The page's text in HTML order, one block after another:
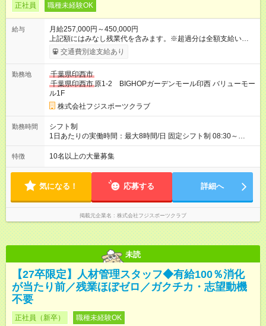
正社員 職種未経験OK
給与
月給257,000円～450,000円
上記額にはみなし残業代を含みます。※超過分は全額支給いたし
ます。 みなし残業代 15,000円 ～ 60,000円／月 みなし残業時
間 12時間／月 ◇インストラクター業界トップクラスの給与！ 弊
験とご年齢に応じて給与を引き上げており、業界でもトップク
ラスの給与体系となっております。 【試用期間】試用期間あり
試用期間の長さ：6ヶ月 雇用形態、給与は本採用時と同じです。
交通費別途支給あり
勤務地
千葉県印西市
千葉県印西市 原1-2 BIGHOPガーデンモール印西 バリューモー
ル1F
株式会社フジスポーツクラブ
勤務時間
シフト制
1日あたりの実働時間：最大8時間/日 固定シフト制 08:30～
21:00(このうち実働5～8時間／休憩1時間) ※ 勤務シフトの詳細
は教室により多少異なります。 シフト例 14:30～20:30(実働5時
間/日）
特徴 10名以上の大量募集
気になる！ 応募する 詳細へ
掲載元企業名 株式会社フジスポーツクラブ
未読
【27卒限定】人材管理スタッフ◆有給100％消化
が当たり前／残業ほぼゼロ／ガクチカ・志望動機
不要
正社員（新卒） 職種未経験OK